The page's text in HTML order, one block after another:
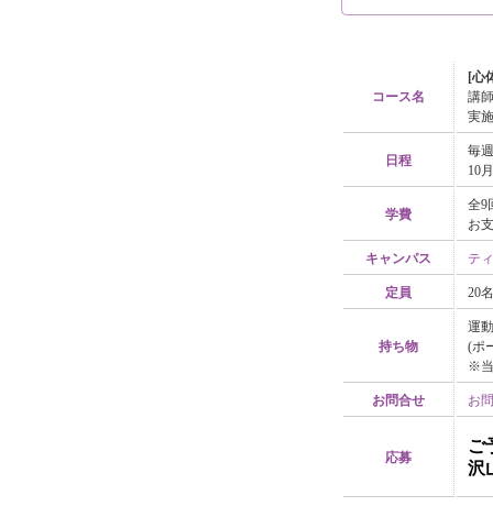
コース名
[心
講
実
日程
毎
10
学費
全
お
キャンパス テ
定員 20名
持ち物
運
(ポ
※当
お問合せ お
応募
ご
沢